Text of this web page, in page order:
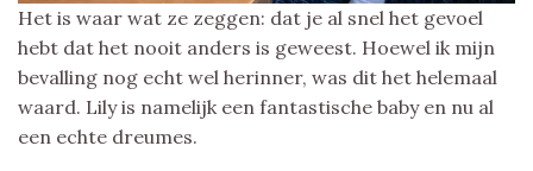
Het is waar wat ze zeggen: dat je al snel het gevoel
hebt dat het nooit anders is geweest. Hoewel ik mijn
bevalling nog echt wel herinner, was dit het helemaal
waard. Lily is namelijk een fantastische baby en nu al
een echte dreumes.